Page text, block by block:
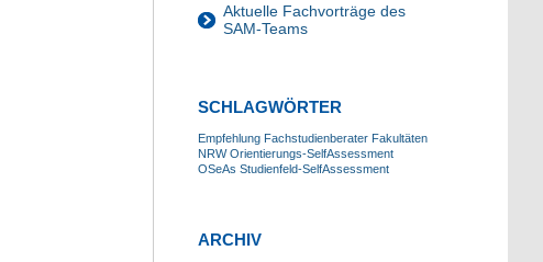
Aktuelle Fachvorträge des
SAM-Teams
SCHLAGWÖRTER
Empfehlung Fachstudienberater Fakultäten
NRW Orientierungs-SelfAssessment
OSeAs Studienfeld-SelfAssessment
ARCHIV